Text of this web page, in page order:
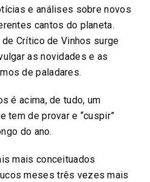
e análises sobre novos
cantos do planeta.
Crítico de Vinhos surge
as novidades e as
de paladares.
é acima, de tudo, um
tem de provar e “cuspir”
do ano.
mais conceituados
meses três vezes mais